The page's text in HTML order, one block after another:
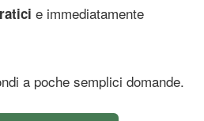
e immediatamente
a poche semplici domande.